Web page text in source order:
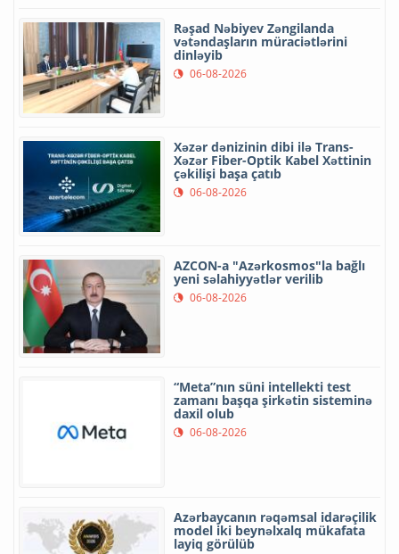
Rəşad Nəbiyev Zəngilanda
vətəndaşların müraciətlərini
dinləyib
06-08-2026
Xəzər dənizinin dibi ilə Trans-
Xəzər Fiber-Optik Kabel Xəttinin
çəkilişi başa çatıb
06-08-2026
AZCON-a "Azərkosmos"la bağlı
yeni səlahiyyətlər verilib
06-08-2026
“Meta”nın süni intellekti test
zamanı başqa şirkətin sisteminə
daxil olub
06-08-2026
Azərbaycanın rəqəmsal idarəçilik
model iki beynəlxalq mükafata
layiq görülüb